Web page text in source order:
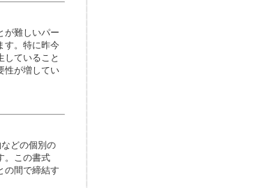
が難しいパー
す。特に昨今
していること
性が増してい
どの個別の
。この書式
の間で締結す